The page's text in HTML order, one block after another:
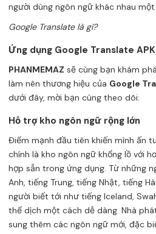
người dùng ngôn ngữ khác nhau
Google Translate là gì?
Ứng dụng Google Translate
PHANMEMAZ sẽ cùng bạn khám
làm nên thương hiệu của Google
dưới đây, mời bạn cùng theo dõi:
Hỗ trợ kho ngôn ngữ rộng lớn
Điểm mạnh đầu tiên khiến mình ấn
chính là kho ngôn ngữ khổng lồ với
hợp sẵn trong ứng dụng. Từ những
Anh, tiếng Trung, tiếng Nhật, tiếng
người biết tới như tiếng Iceland,
thể dịch một cách dễ dàng. Nhà
sung thêm các ngôn ngữ mới, đặc